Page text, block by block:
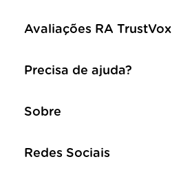
Avaliações RA TrustVox
Precisa de ajuda?
Sobre
Redes Sociais